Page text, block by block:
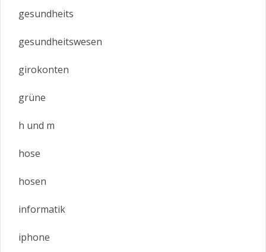
gesundheits
gesundheitswesen
girokonten
grüne
h und m
hose
hosen
informatik
iphone